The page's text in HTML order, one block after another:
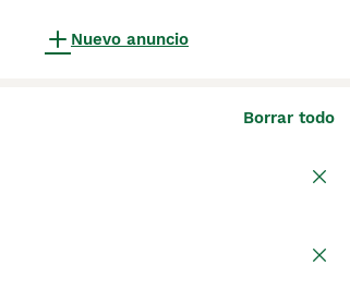
Nuevo anuncio
Borrar todo